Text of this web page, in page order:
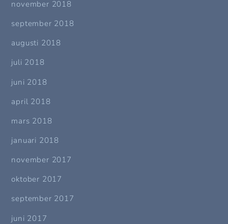
november 2018
september 2018
augusti 2018
juli 2018
juni 2018
april 2018
mars 2018
januari 2018
november 2017
oktober 2017
september 2017
juni 2017